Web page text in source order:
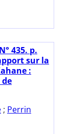
435. p.
sur la
:
; Perrin